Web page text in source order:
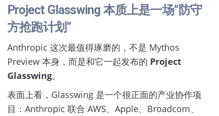
Project Glasswing 本质上是一场“防守
方抢跑计划”
Anthropic 这次最值得琢磨的，不是 Mythos
Preview 本身，而是和它一起发布的 Project
Glasswing。
表面上看，Glasswing 是一个很正面的产业协作项
目：Anthropic 联合 AWS、Apple、Broadcom、